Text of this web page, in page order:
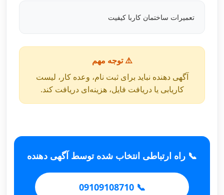
تعمیرات ساختمان کاربا کیفیت
⚠️ توجه مهم
آگهی دهنده نباید برای ثبت نام، وعده کار، لیست
کاریابی یا دریافت فایل، هزینه‌ای دریافت کند.
📞 راه ارتباطی انتخاب شده توسط آگهی دهنده
📞 09109108710